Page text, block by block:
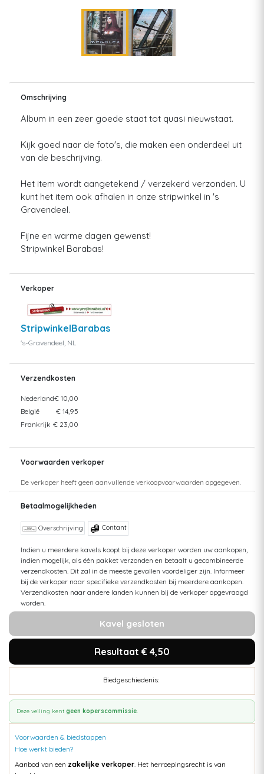
Omschrijving
Album in een zeer goede staat tot quasi nieuwstaat.
Kijk goed naar de foto's, die maken een onderdeel uit
van de beschrijving.
Het item wordt aangetekend / verzekerd verzonden. U
kunt het item ook afhalen in onze stripwinkel in 's
Gravendeel.
Fijne en warme dagen gewenst!
Stripwinkel Barabas!
Verkoper
StripwinkelBarabas
's-Gravendeel, NL
Verzendkosten
Nederland€ 10,00
België
€ 14,95
Frankrijk € 23,00
Voorwaarden verkoper
De verkoper heeft geen aanvullende verkoopvoorwaarden opgegeven.
Betaalmogelijkheden
Overschrijving Contant
Indien u meerdere kavels koopt bij deze verkoper worden uw aankopen,
indien mogelijk, als één pakket verzonden en betaalt u gecombineerde
verzendkosten. Dit zal in de meeste gevallen voordeliger zijn. Informeer
bij de verkoper naar specifieke verzendkosten bij meerdere aankopen.
Verzendkosten naar andere landen kunnen bij de verkoper opgevraagd
worden.
Kavel gesloten
Resultaat € 4,50
Biedgeschiedenis:
Deze veiling kent geen koperscommissie.
Voorwaarden & biedstappen
Hoe werkt bieden?
Aanbod van een zakelijke verkoper . Het herroepingsrecht is van